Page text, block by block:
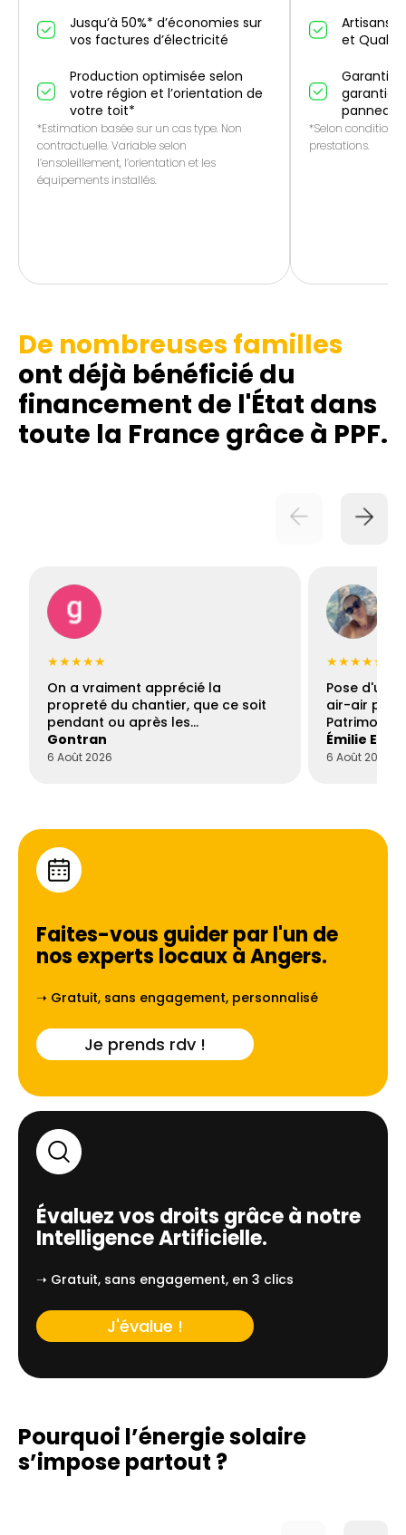
Jusqu’à 50%* d’économies sur
vos factures d’électricité
Production optimisée selon
votre région et l’orientation de
votre toit*
*Estimation basée sur un cas type. Non
contractuelle. Variable selon
l’ensoleillement, l’orientation et les
équipements installés.
Artisans
et QualiPV
Garantie
garantie
panneaux
*Selon conditions
prestations.
De nombreuses familles
ont déjà bénéficié du
financement de l'État dans
toute la France grâce à PPF.
★★★★★
On a vraiment apprécié la
propreté du chantier, que ce soit
pendant ou après les…
Gontran
6 Août 2026
★★★★★
Pose d'une
air-air par
Patrimoine
Émilie
6 Août 2026
Faites-vous guider par l'un de
nos experts locaux àAngers.
➝ Gratuit, sans engagement, personnalisé
Je prends rdv !
Évaluez vos droits grâce à notre
Intelligence Artificielle.
➝ Gratuit, sans engagement, en 3 clics
J'évalue !
Pourquoi l’énergie solaire
s’impose partout ?